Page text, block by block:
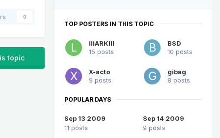
0
topic
TOP POSTERS IN THIS TOPIC
lllARKlll
15 posts
BSD
10 posts
X-acto
9 posts
gibag
8 posts
POPULAR DAYS
Sep 13 2009
11 posts
Sep 14 2009
9 posts